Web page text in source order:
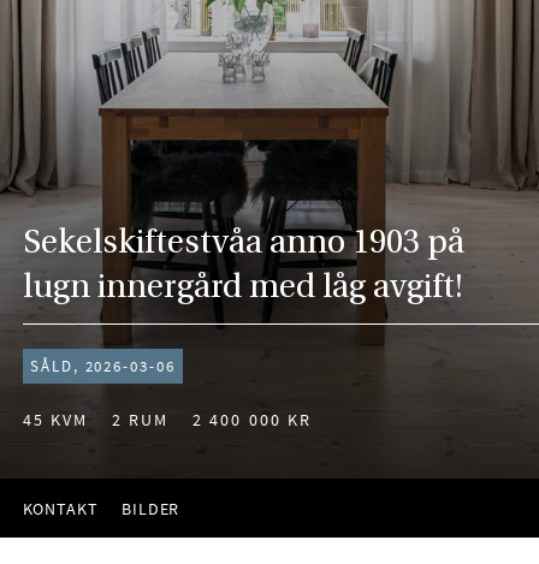
Sekelskiftestvåa anno 1903 på
lugn innergård med låg avgift!
SÅLD, 2026-03-06
45 KVM 2 RUM 2 400 000 KR
KONTAKT BILDER